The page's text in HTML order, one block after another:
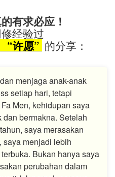
有求必应！
经验过
“许愿” 的分享：
menjaga anak-anak
setiap hari, tetapi
Men, kehidupan saya
bermakna. Setelah
saya merasakan
saya menjadi lebih
Bukan hanya saya
perubahan dalam